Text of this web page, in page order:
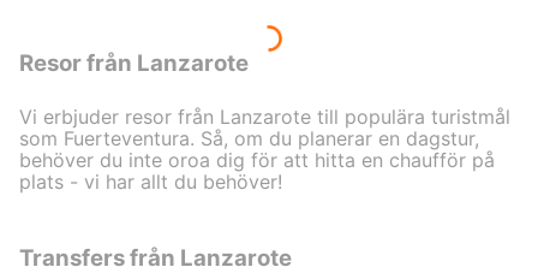
Resor från Lanzarote
Vi erbjuder resor från Lanzarote till populära turistmål
som Fuerteventura. Så, om du planerar en dagstur,
behöver du inte oroa dig för att hitta en chaufför på
plats - vi har allt du behöver!
Transfers från Lanzarote